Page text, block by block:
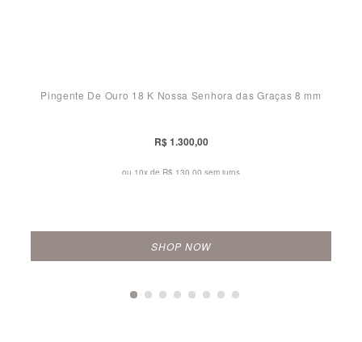
Pingente De Ouro 18 K Nossa Senhora das Graças 8 mm
R$ 1.300,00
ou 10x de R$ 130,00 sem juros
SHOP NOW